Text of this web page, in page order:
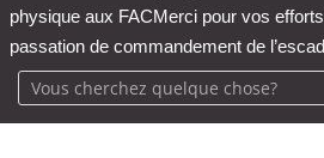
physique aux FACMerci pour vos
passation de commandement de